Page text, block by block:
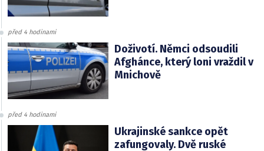
před 4 hodinami
Doživotí. Němci odsoudili
Afghánce, který loni vraždil v
Mnichově
před 4 hodinami
Ukrajinské sankce opět
zafungovaly. Dvě ruské